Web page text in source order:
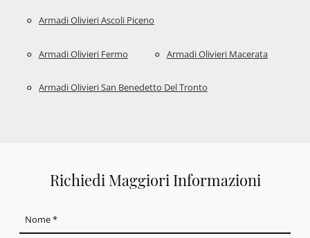
Armadi Olivieri Ascoli Piceno
Armadi Olivieri Fermo Armadi Olivieri Macerata
Armadi Olivieri San Benedetto Del Tronto
Richiedi Maggiori Informazioni